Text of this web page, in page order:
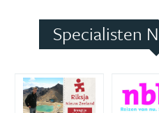
Specialisten